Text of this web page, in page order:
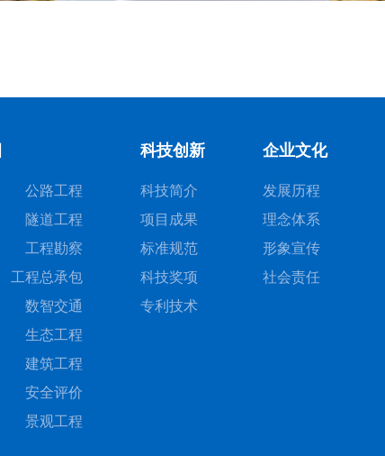
公路工程
隧道工程
工程勘察
工程总承包
数智交通
生态工程
建筑工程
安全评价
景观工程
科技创新
科技简介
项目成果
标准规范
科技奖项
专利技术
企业文化
发展历程
理念体系
形象宣传
社会责任